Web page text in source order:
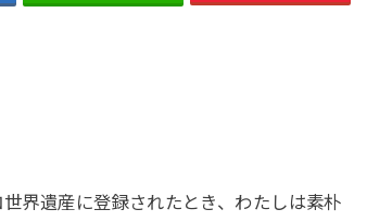
界遺産に登録されたとき、わたしは素朴